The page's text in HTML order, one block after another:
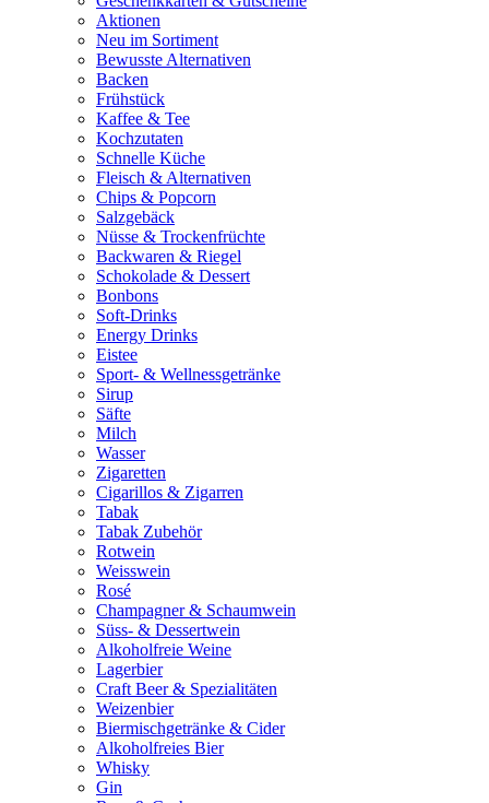
Aktionen
Neu im Sortiment
Bewusste Alternativen
Backen
Frühstück
Kaffee & Tee
Kochzutaten
Schnelle Küche
Fleisch & Alternativen
Chips & Popcorn
Salzgebäck
Nüsse & Trockenfrüchte
Backwaren & Riegel
Schokolade & Dessert
Bonbons
Soft-Drinks
Energy Drinks
Eistee
Sport- & Wellnessgetränke
Sirup
Säfte
Milch
Wasser
Zigaretten
Cigarillos & Zigarren
Tabak
Tabak Zubehör
Rotwein
Weisswein
Rosé
Champagner & Schaumwein
Süss- & Dessertwein
Alkoholfreie Weine
Lagerbier
Craft Beer & Spezialitäten
Weizenbier
Biermischgetränke & Cider
Alkoholfreies Bier
Whisky
Gin